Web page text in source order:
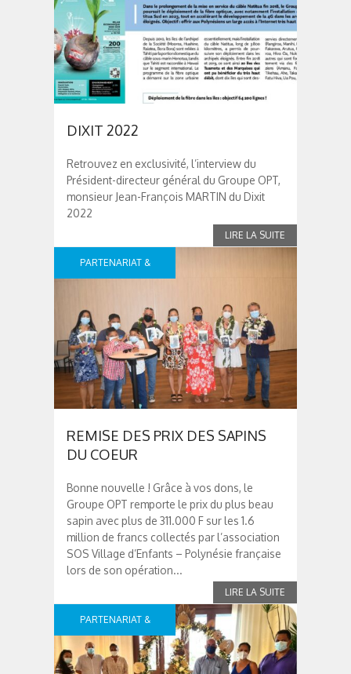
DIXIT 2022
Retrouvez en exclusivité, l’interview du
Président-directeur général du Groupe OPT,
monsieur Jean-François MARTIN du Dixit
2022
PARTENARIAT &
REMISE DES PRIX DES SAPINS
DU COEUR
Bonne nouvelle ! Grâce à vos dons, le
Groupe OPT remporte le prix du plus beau
sapin avec plus de 311.000 F sur les 1.6
million de francs collectés par l’association
SOS Village d’Enfants – Polynésie française
lors de son opération...
PARTENARIAT &
SPONSOR